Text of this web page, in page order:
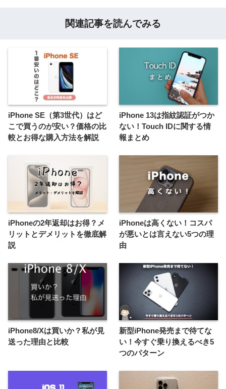
関連記事を読んでみる
iPhone SE（第3世代）はど
こで買うのが安い？価格の比
較とお得な購入方法を解説
iPhone 13は指紋認証がつか
ない！Touch IDに関する情
報まとめ
iPhoneの2年返却はお得？メ
リットとデメリットを徹底解
説
iPhoneは高くない！コスパ
が悪いとは言えない5つの理
由
iPhone8/Xは買いか？私が見
送った理由と比較
新型iPhone発売まで待てな
い！今すぐ乗り換えるべき5
つのパターン